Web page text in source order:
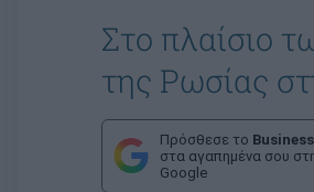
Στο πλαίσιο
της Ρωσίας
Πρόσθεσε το
στα αγαπημένα σου
Google